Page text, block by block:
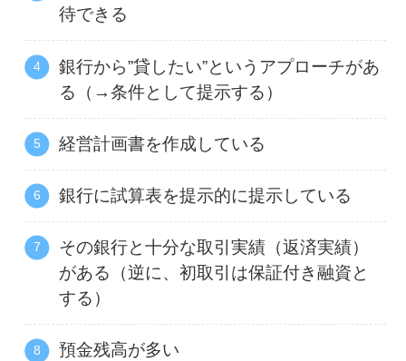
待できる
銀行から”貸したい”というアプローチがあ
る（→条件として提示する）
経営計画書を作成している
銀行に試算表を提示的に提示している
その銀行と十分な取引実績（返済実績）
がある（逆に、初取引は保証付き融資と
する）
預金残高が多い